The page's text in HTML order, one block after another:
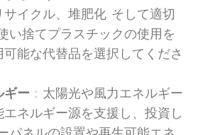
イクル、堆肥化 そして適切
い捨てプラスチックの使用を
能な代替品を選択してくださ
ー : 太陽光や風力エネルギー
ネルギー源を支援し、投資し